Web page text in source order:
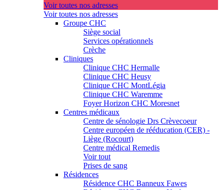
Voir toutes nos adresses
Voir toutes nos adresses
Groupe CHC
Siège social
Services opérationnels
Crèche
Cliniques
Clinique CHC Hermalle
Clinique CHC Heusy
Clinique CHC MontLégia
Clinique CHC Waremme
Foyer Horizon CHC Moresnet
Centres médicaux
Centre de sénologie Drs Crèvecoeur
Centre européen de rééducation (CER) -
Liège (Rocourt)
Centre médical Remedis
Voir tout
Prises de sang
Résidences
Résidence CHC Banneux Fawes